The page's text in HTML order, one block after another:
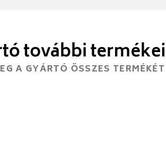
további termékei
A GYÁRTÓ ÖSSZES TERMÉKÉT